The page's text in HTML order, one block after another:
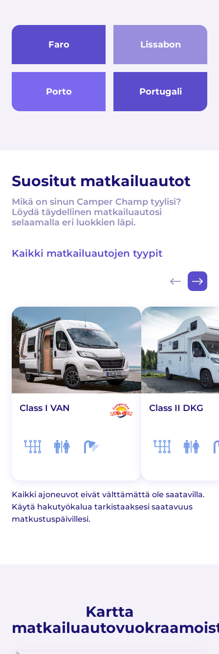
Faro Lissabon
Porto Portugali
Suositut matkailuautot
Mikä on sinun Camper Champ tyylisi?
Löydä täydellinen matkailuautosi
selaamalla eri luokkien läpi.
Kaikki matkailuautojen tyypit
Class I VAN Class II DKG
Kaikki ajoneuvot eivät välttämättä ole saatavilla.
Käytä hakutyökalua tarkistaaksesi saatavuus
matkustuspäivillesi.
Kartta